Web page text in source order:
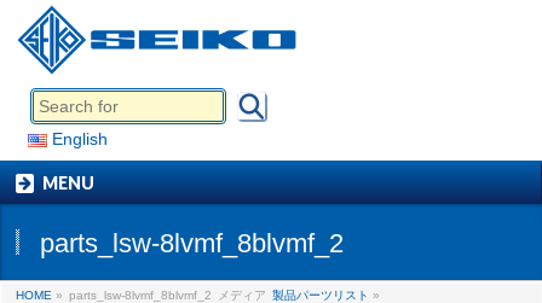
English
MENU
parts_lsw-8lvmf_8blvmf_2
HOME » parts_lsw-8lvmf_8blvmf_2 メディア 製品パーツリスト »